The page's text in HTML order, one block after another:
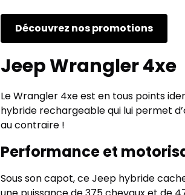
Découvrez nos promotions
Jeep Wrangler 4xe
Le Wrangler 4xe est en tous points
hybride rechargeable qui lui permet
au contraire !
Performance et
Sous son capot, ce Jeep hybride